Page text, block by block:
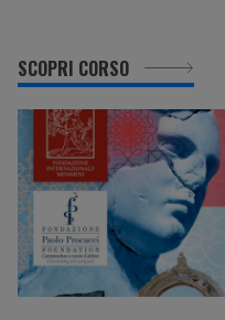
SCOPRI CORSO